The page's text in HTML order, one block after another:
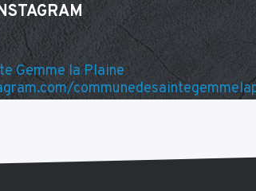
GRAM
Gemme la Plaine